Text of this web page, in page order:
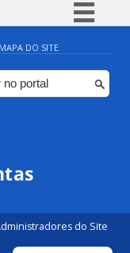
Simplifique!
BR
Participe
Canais
MAPA DO SITE
do Site